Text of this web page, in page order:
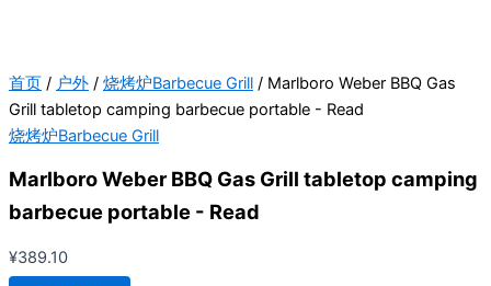
首页 / 户外 / 烧烤炉Barbecue Grill / Marlboro Weber BBQ Gas
Grill tabletop camping barbecue portable - Read
烧烤炉Barbecue Grill
Marlboro Weber BBQ Gas Grill tabletop camping
barbecue portable - Read
¥389.10